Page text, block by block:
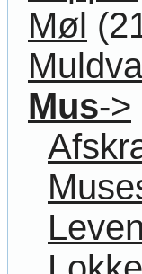
Møl
Mus->